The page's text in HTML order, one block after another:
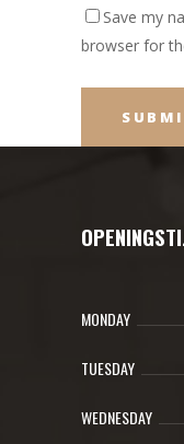
Save my
browser for
MONDAY
TUESDAY
WEDNESDAY